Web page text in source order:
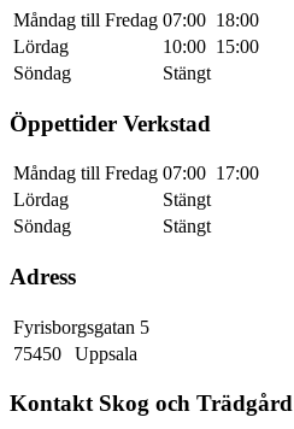
Måndag till Fredag 07:00 18:00
Lördag
10:00 15:00
Söndag
Stängt
Öppettider Verkstad
Måndag till Fredag 07:00 17:00
Lördag
Stängt
Söndag
Stängt
Adress
Fyrisborgsgatan 5
75450
Uppsala
Kontakt Skog och Trädgård